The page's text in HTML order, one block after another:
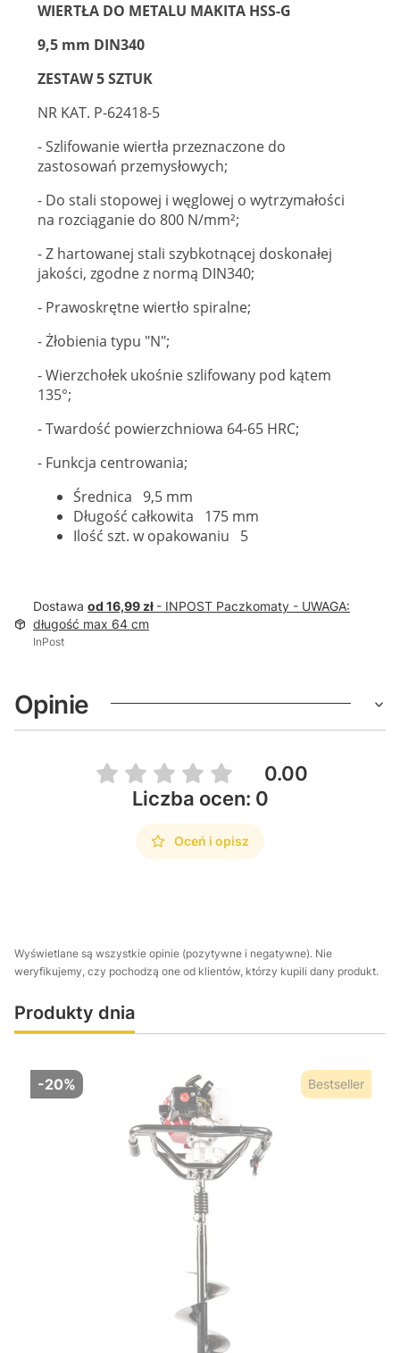
WIERTŁA DO METALU MAKITA HSS-G
9,5 mm DIN340
ZESTAW 5 SZTUK
NR KAT. P-62418-5
- Szlifowanie wiertła przeznaczone do
zastosowań przemysłowych;
- Do stali stopowej i węglowej o wytrzymałości
na rozciąganie do 800 N/mm²;
- Z hartowanej stali szybkotnącej doskonałej
jakości, zgodne z normą DIN340;
- Prawoskrętne wiertło spiralne;
- Żłobienia typu "N";
- Wierzchołek ukośnie szlifowany pod kątem
135°;
- Twardość powierzchniowa 64-65 HRC;
- Funkcja centrowania;
Średnica 9,5 mm
Długość całkowita 175 mm
Ilość szt. w opakowaniu 5
Dostawa od 16,99 zł - INPOST Paczkomaty - UWAGA:
długość max 64 cm
InPost
Opinie
0.00
Liczba ocen: 0
Oceń i opisz
Wyświetlane są wszystkie opinie (pozytywne i negatywne). Nie
weryfikujemy, czy pochodzą one od klientów, którzy kupili dany produkt.
Produkty dnia
-20% Bestseller